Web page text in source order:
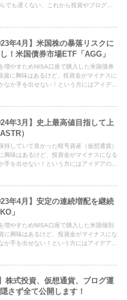
でも遅くない、これから投資やブログ始
年4月】米国株の暴落リスクに
！米国債券市場ETF「AGG」
増やすためNISA口座で購入した米国債券
資に興味はあるけど、投資金がマイナスに
なか手を出せない！という方にはアイデア
年3月】史上最高値目指して上
）
持していて良かった暗号資産（仮想通貨）
興味はあるけど、投資金がマイナスになる
手を出せない！という方にはアイデアの一
年4月】安定の連続増配を継続
」
増やすためNISA口座で購入した米国個別
に興味はあるけど、投資金がマイナスにな
か手を出せない！という方にはアイデアの
株式投資、仮想通貨、ブログ運
さず全て公開します！